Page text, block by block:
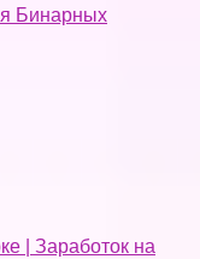
Бинарных
| Заработок на